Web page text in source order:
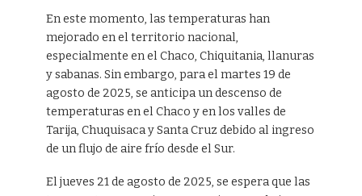
En este momento, las temperaturas han
mejorado en el territorio nacional,
especialmente en el Chaco, Chiquitania, llanuras
y sabanas. Sin embargo, para el martes 19 de
agosto de 2025, se anticipa un descenso de
temperaturas en el Chaco y en los valles de
Tarija, Chuquisaca y Santa Cruz debido al ingreso
de un flujo de aire frío desde el Sur.
El jueves 21 de agosto de 2025, se espera que las